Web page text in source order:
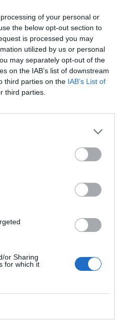
of your personal or
the below opt-out section to
is processed you may
utilized by us or personal
may separately opt-out of the
on the IAB’s list of downstream
third parties on the IAB’s List of
third parties.
or Sharing
for which it
Años
Qué se
cumpleaños
Eventos
cultura
Los
según
Crea una
evento
¿Qué día